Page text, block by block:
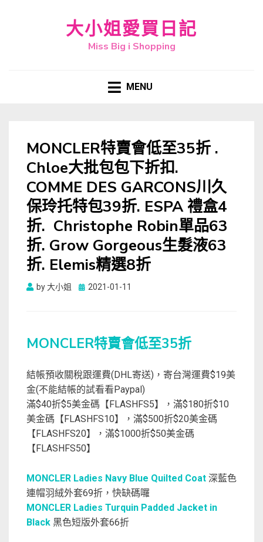
大小姐愛買日記
Miss Big i Shopping
MENU
MONCLER特賣會低至35折 .
Chloe大批包包下折扣.
COMME DES GARCONS川久
保玲托特包39折. ESPA 禮盒4
折. Christophe Robin單品63
折. Grow Gorgeous生髮液63
折. Elemis精選8折
by大小姐
Posted
2021-01-11
MONCLER特賣會低至35折
結帳預收關稅跟運費(DHL寄送)，寄台灣運費$19美
金(不能結帳的試看看Paypal)
滿$40折$5美金碼【FLASHFS5】，滿$180折$10
美金碼【FLASHFS10】，滿$500折$20美金碼
【FLASHFS20】，滿$1000折$50美金碼
【FLASHFS50】
MONCLER Ladies Navy Blue Quilted Coat 深藍色
連帽羽絨外套69折，快缺碼囉
MONCLER Ladies Turquin Padded Jacket in
Black 黑色短版外套66折